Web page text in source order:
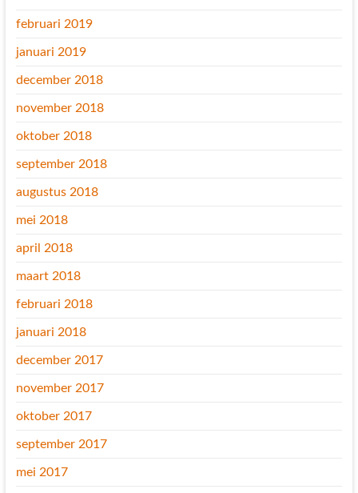
februari 2019
januari 2019
december 2018
november 2018
oktober 2018
september 2018
augustus 2018
mei 2018
april 2018
maart 2018
februari 2018
januari 2018
december 2017
november 2017
oktober 2017
september 2017
mei 2017